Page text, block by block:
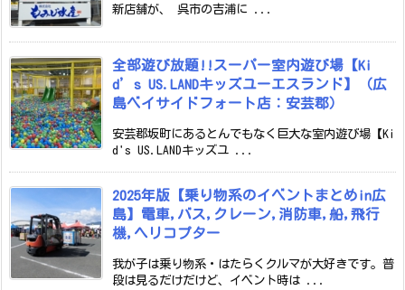
新店舗が、 呉市の吉浦に ...
全部遊び放題!!スーパー室内遊び場【Ki
d’s US.LANDキッズユーエスランド】（広
島ベイサイドフォート店：安芸郡）
安芸郡坂町にあるとんでもなく巨大な室内遊び場【Ki
d's US.LANDキッズユ ...
2025年版【乗り物系のイベントまとめin広
島】電車,バス,クレーン,消防車,船,飛行
機,ヘリコプター
我が子は乗り物系・はたらくクルマが大好きです。普
段は見るだけだけど、イベント時は ...